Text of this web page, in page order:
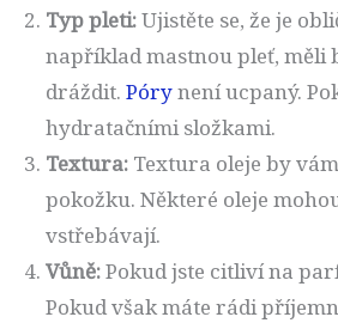
Typ pleti:Ujistěte se, že je
například mastnou pleť, měli
dráždit. Pórynení ucpaný.
hydratačními složkami.
Textura: Textura oleje by
pokožku. Některé oleje
vstřebávají.
Vůně:Pokud jste citliví na
Pokud však máte rádi